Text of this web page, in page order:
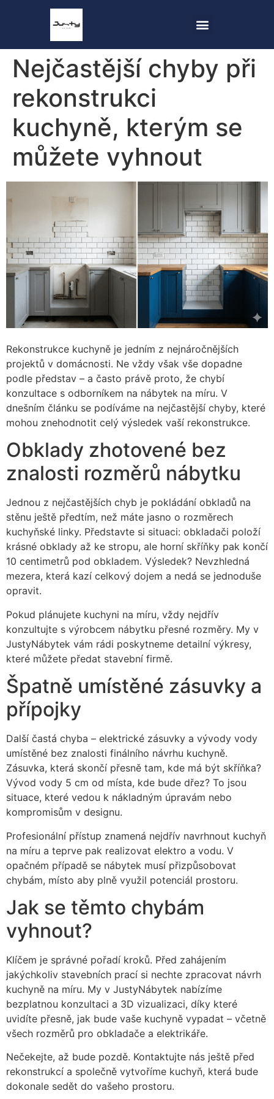
Nejčastější chyby při
rekonstrukci
kuchyně, kterým se
můžete vyhnout
Rekonstrukce kuchyně je jedním z nejnáročnějších
projektů v domácnosti. Ne vždy však vše dopadne
podle představ – a často právě proto, že chybí
konzultace s odborníkem na nábytek na míru. V
dnešním článku se podíváme na nejčastější chyby, které
mohou znehodnotit celý výsledek vaší rekonstrukce.
Obklady zhotovené bez
znalosti rozměrů nábytku
Jednou z nejčastějších chyb je pokládání obkladů na
stěnu ještě předtím, než máte jasno o rozměrech
kuchyňské linky. Představte si situaci: obkladači položí
krásné obklady až ke stropu, ale horní skříňky pak končí
10 centimetrů pod obkladem. Výsledek? Nevzhledná
mezera, která kazí celkový dojem a nedá se jednoduše
opravit.
Pokud plánujete kuchyni na míru, vždy nejdřív
konzultujte s výrobcem nábytku přesné rozměry. My v
JustyNábytek vám rádi poskytneme detailní výkresy,
které můžete předat stavební firmě.
Špatně umístěné zásuvky a
přípojky
Další častá chyba – elektrické zásuvky a vývody vody
umístěné bez znalosti finálního návrhu kuchyně.
Zásuvka, která skončí přesně tam, kde má být skříňka?
Vývod vody 5 cm od místa, kde bude dřez? To jsou
situace, které vedou k nákladným úpravám nebo
kompromisům v designu.
Profesionální přístup znamená nejdřív navrhnout kuchyň
na míru a teprve pak realizovat elektro a vodu. V
opačném případě se nábytek musí přizpůsobovat
chybám, místo aby plně využil potenciál prostoru.
Jak se těmto chybám
vyhnout?
Klíčem je správné pořadí kroků. Před zahájením
jakýchkoliv stavebních prací si nechte zpracovat návrh
kuchyně na míru. My v JustyNábytek nabízíme
bezplatnou konzultaci a 3D vizualizaci, díky které
uvidíte přesně, jak bude vaše kuchyně vypadat – včetně
všech rozměrů pro obkladače a elektrikáře.
Nečekejte, až bude pozdě. Kontaktujte nás ještě před
rekonstrukcí a společně vytvoříme kuchyň, která bude
dokonale sedět do vašeho prostoru.